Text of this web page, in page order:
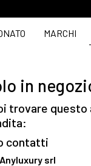
MARCHI
in
trovare
contatti
srl